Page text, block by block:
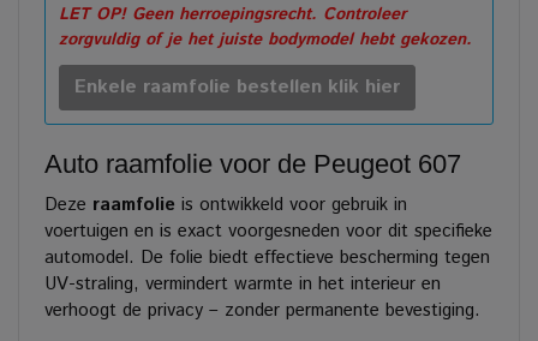
LET OP! Geen herroepingsrecht. Controleer
zorgvuldig of je het juiste bodymodel hebt gekozen.
Enkele raamfolie bestellen klik hier
Auto raamfolie voor de Peugeot 607
Deze raamfolie is ontwikkeld voor gebruik in
voertuigen en is exact voorgesneden voor dit specifieke
automodel. De folie biedt effectieve bescherming tegen
UV-straling, vermindert warmte in het interieur en
verhoogt de privacy – zonder permanente bevestiging.